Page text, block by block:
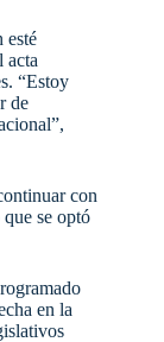
esté
acta
“Estoy
de
con
se optó
en la